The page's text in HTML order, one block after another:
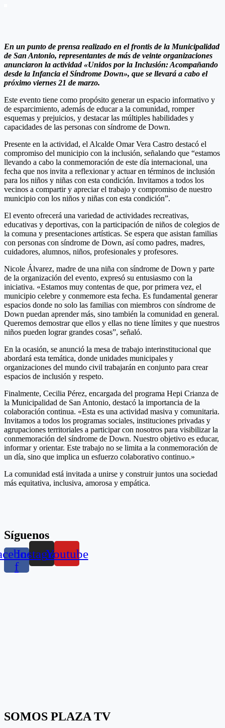
En un punto de prensa realizado en el frontis de la Municipalidad
de San Antonio, representantes de más de veinte organizaciones
anunciaron la actividad «Unidos por la Inclusión: Acompañando
desde la Infancia el Síndrome Down», que se llevará a cabo el
próximo viernes 21 de marzo.
Este evento tiene como propósito generar un espacio informativo y
de esparcimiento, además de educar a la comunidad, romper
esquemas y prejuicios, y destacar las múltiples habilidades y
capacidades de las personas con síndrome de Down.
Presente en la actividad, el Alcalde Omar Vera Castro destacó el
compromiso del municipio con la inclusión, señalando que “estamos
llevando a cabo la conmemoración de este día internacional, una
fecha que nos invita a reflexionar y actuar en términos de inclusión
para los niños y niñas con esta condición. Invitamos a todos los
vecinos a compartir y apreciar el trabajo y compromiso de nuestro
municipio con los niños y niñas con esta condición”.
El evento ofrecerá una variedad de actividades recreativas,
educativas y deportivas, con la participación de niños de colegios de
la comuna y presentaciones artísticas. Se espera que asistan familias
con personas con síndrome de Down, así como padres, madres,
cuidadores, alumnos, niños, profesionales y profesores.
Nicole Álvarez, madre de una niña con síndrome de Down y parte
de la organización del evento, expresó su entusiasmo con la
iniciativa. «Estamos muy contentas de que, por primera vez, el
municipio celebre y conmemore esta fecha. Es fundamental generar
espacios donde no solo las familias con miembros con síndrome de
Down puedan aprender más, sino también la comunidad en general.
Queremos demostrar que ellos y ellas no tiene límites y que nuestros
niños pueden lograr grandes cosas”, señaló.
En la ocasión, se anunció la mesa de trabajo interinstitucional que
abordará esta temática, donde unidades municipales y
organizaciones del mundo civil trabajarán en conjunto para crear
espacios de inclusión y respeto.
Finalmente, Cecilia Pérez, encargada del programa Hepi Crianza de
la Municipalidad de San Antonio, destacó la importancia de la
colaboración continua. «Esta es una actividad masiva y comunitaria.
Invitamos a todos los programas sociales, instituciones privadas y
agrupaciones territoriales a participar con nosotros para visibilizar la
conmemoración del síndrome de Down. Nuestro objetivo es educar,
informar y orientar. Este trabajo no se limita a la conmemoración de
un día, sino que implica un esfuerzo colaborativo continuo.»
La comunidad está invitada a unirse y construir juntos una sociedad
más equitativa, inclusiva, amorosa y empática.
Síguenos
f
InstagramYoutube
SOMOS PLAZA TV